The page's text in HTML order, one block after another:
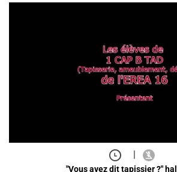
|
"Vous avez dit tapissier ?"